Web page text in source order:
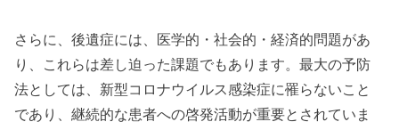
さらに、後遺症には、医学的・社会的・経済的問題があ
り、これらは差し迫った課題でもあります。最大の予防
法としては、新型コロナウイルス感染症に罹らないこと
であり、継続的な患者への啓発活動が重要とされていま